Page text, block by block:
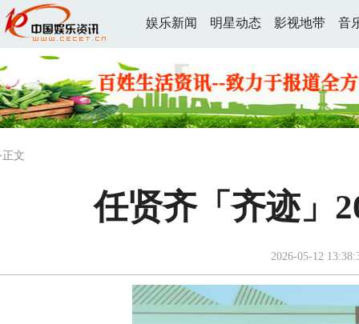
娱乐新闻 明星动态 影视地带 音
文
任贤齐「齐迹」
2026-05-12